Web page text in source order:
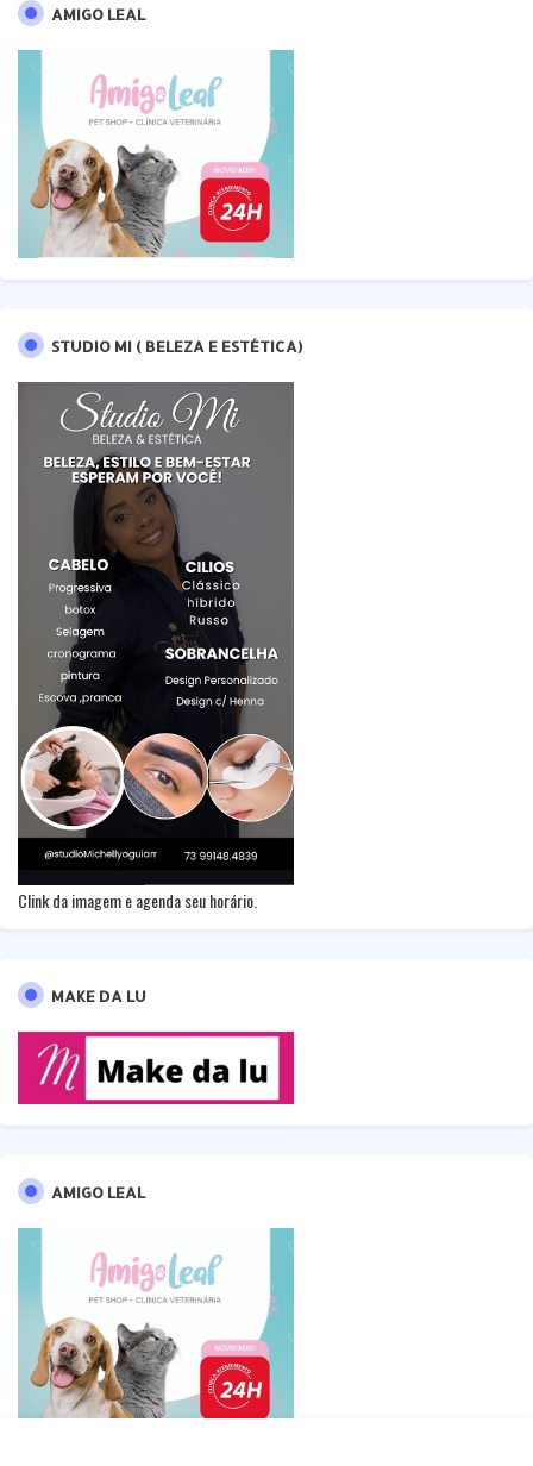
AMIGO LEAL
STUDIO MI ( BELEZA E ESTÉTICA)
Clink da imagem e agenda seu horário.
MAKE DA LU
AMIGO LEAL